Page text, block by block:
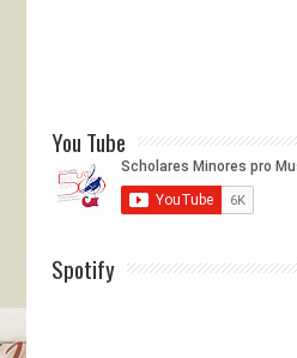
You Tube
Spotify